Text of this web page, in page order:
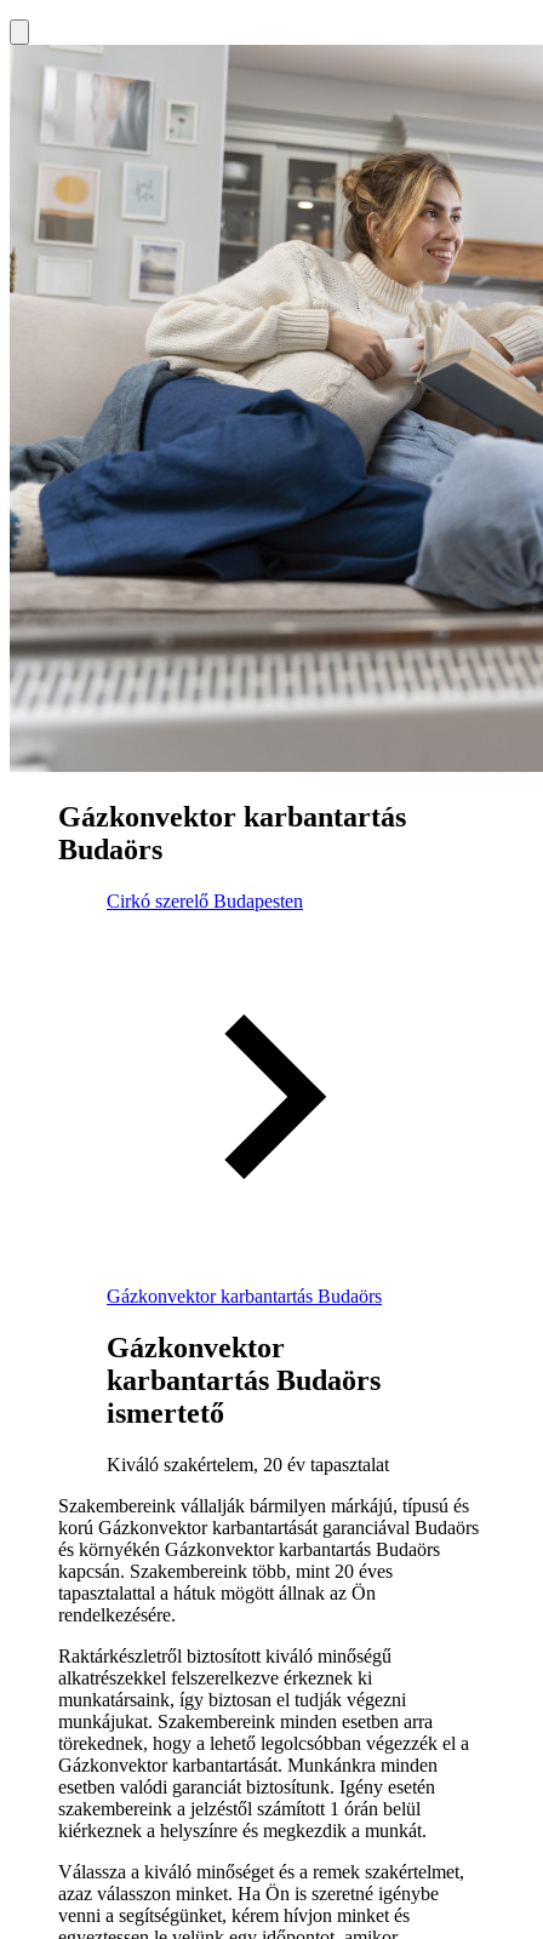
Gázkonvektor karbantartás
Budaörs
Cirkó szerelő Budapesten
Gázkonvektor karbantartás Budaörs
Gázkonvektor
karbantartás Budaörs
ismertető
Kiváló szakértelem, 20 év tapasztalat
Szakembereink vállalják bármilyen márkájú, típusú és
korú Gázkonvektor karbantartását garanciával Budaörs
és környékén Gázkonvektor karbantartás Budaörs
kapcsán. Szakembereink több, mint 20 éves
tapasztalattal a hátuk mögött állnak az Ön
rendelkezésére.
Raktárkészletről biztosított kiváló minőségű
alkatrészekkel felszerelkezve érkeznek ki
munkatársaink, így biztosan el tudják végezni
munkájukat. Szakembereink minden esetben arra
törekednek, hogy a lehető legolcsóbban végezzék el a
Gázkonvektor karbantartását. Munkánkra minden
esetben valódi garanciát biztosítunk. Igény esetén
szakembereink a jelzéstől számított 1 órán belül
kiérkeznek a helyszínre és megkezdik a munkát.
Válassza a kiváló minőséget és a remek szakértelmet,
azaz válasszon minket. Ha Ön is szeretné igénybe
venni a segítségünket, kérem hívjon minket és